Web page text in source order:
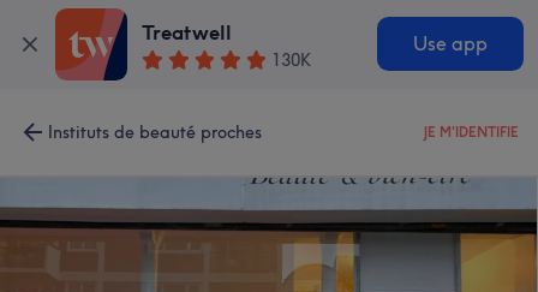
Treatwell
130K
Use app
Instituts de beauté proches JE M'IDENTIFIE